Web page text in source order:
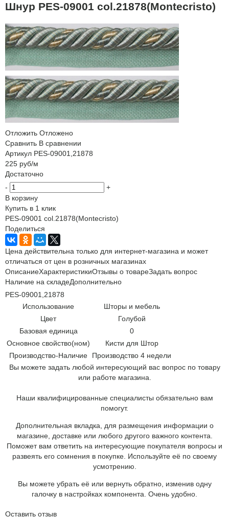
Шнур PES-09001 col.21878(Montecristo)
Отложить Отложено
Сравнить В сравнении
Артикул PES-09001,21878
225 руб/м
Достаточно
-
+
В корзину
Купить в 1 клик
PES-09001 col.21878(Montecristo)
Поделиться
Цена действительна только для интернет-магазина и может
отличаться от цен в розничных магазинах
ОписаниеХарактеристикиОтзывы о товареЗадать вопрос
Наличие на складеДополнительно
PES-09001,21878
Использование
Шторы и мебель
Цвет
Голубой
Базовая единица
0
Основное свойство(ном)
Кисти для Штор
Производство-Наличие
Производство 4 недели
Вы можете задать любой интересующий вас вопрос по товару
или работе магазина.
Наши квалифицированные специалисты обязательно вам
помогут.
Дополнительная вкладка, для размещения информации о
магазине, доставке или любого другого важного контента.
Поможет вам ответить на интересующие покупателя вопросы и
развеять его сомнения в покупке. Используйте её по своему
усмотрению.
Вы можете убрать её или вернуть обратно, изменив одну
галочку в настройках компонента. Очень удобно.
Оставить отзыв